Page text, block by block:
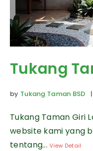
Tukang
by Tukang Taman BSD |
Tukang Taman Giri
website kami yang
tentang...View Detail